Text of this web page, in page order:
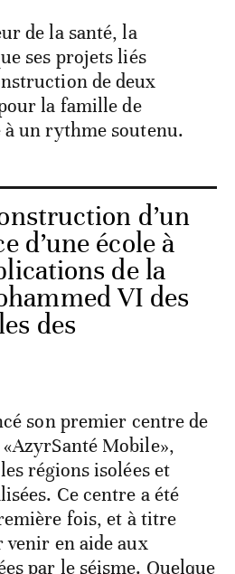
de la santé, la
ses projets liés
de deux
la famille de
à un rythme soutenu.
d’un
d’une école à
de la
VI des
des
son premier centre de
Mobile»,
régions isolées et
Ce centre a été
fois, et à titre
en aide aux
par le séisme. Quelque